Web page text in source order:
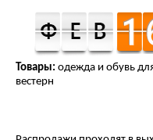
Товары: одежда и обувь
вестерн